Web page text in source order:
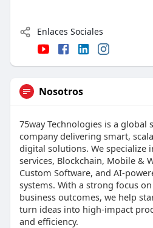
Enlaces Sociales
Nosotros
75way Technologies is a global
company delivering smart,
digital solutions. We specialize
services, Blockchain, Mobile &
Custom Software, and AI-
systems. With a strong focus
business outcomes, we help
turn ideas into high-impact
and efficiency.